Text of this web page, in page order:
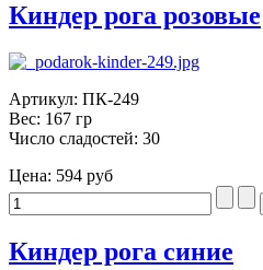
Киндер рога розовые
Артикул: ПК-249
Вес: 167 гр
Число сладостей: 30
Цена: 594 руб
Киндер рога синие